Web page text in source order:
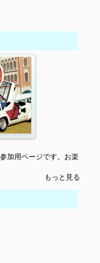
加用ページです。お楽
もっと見る